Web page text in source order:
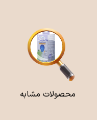
محصولات مشابه